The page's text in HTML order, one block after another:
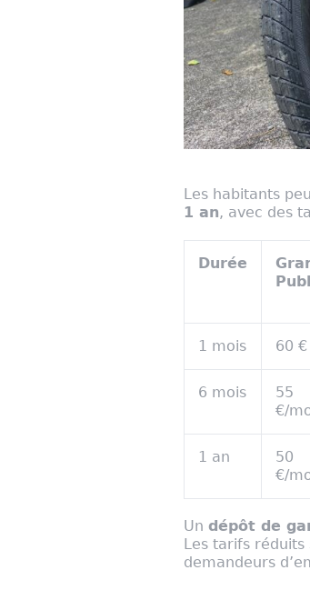
Les habitants
1 an, avec des
Durée
1 mois 60 €
6 mois
55
€/
1 an
50
€/
Un dépôt de
Les tarifs réduits
demandeurs